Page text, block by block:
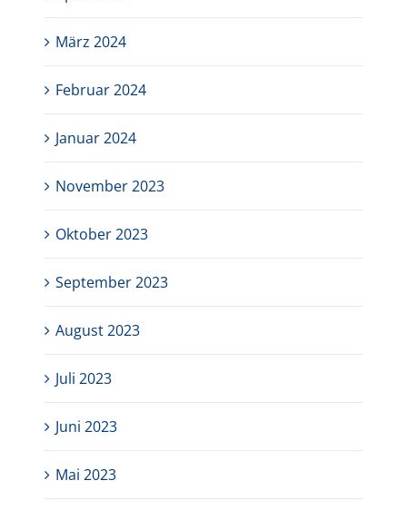
März 2024
Februar 2024
Januar 2024
November 2023
Oktober 2023
September 2023
August 2023
Juli 2023
Juni 2023
Mai 2023